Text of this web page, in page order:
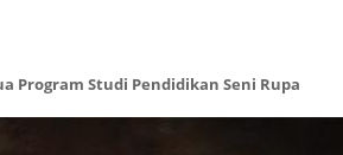
Program Studi Pendidikan Seni Rupa